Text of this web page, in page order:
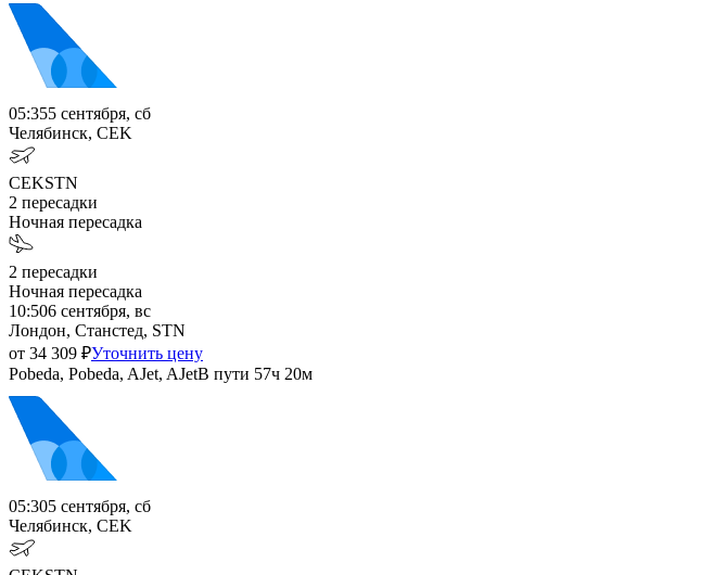
05:355 сентября, сб
Челябинск, CEK
CEKSTN
2 пересадки
Ночная пересадка
2 пересадки
Ночная пересадка
10:506 сентября, вс
Лондон, Станстед, STN
от 34 309 ₽Уточнить цену
Pobeda, Pobeda, AJet, AJetВ пути 57ч 20м
05:305 сентября, сб
Челябинск, CEK